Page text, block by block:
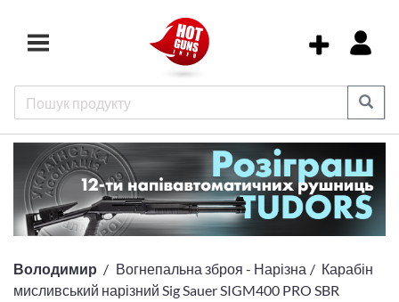
Володимир Вогнепальна зброя - Нарізна
Карабін
мисливський нарізний Sig Sauer SIGM400 PRO SBR